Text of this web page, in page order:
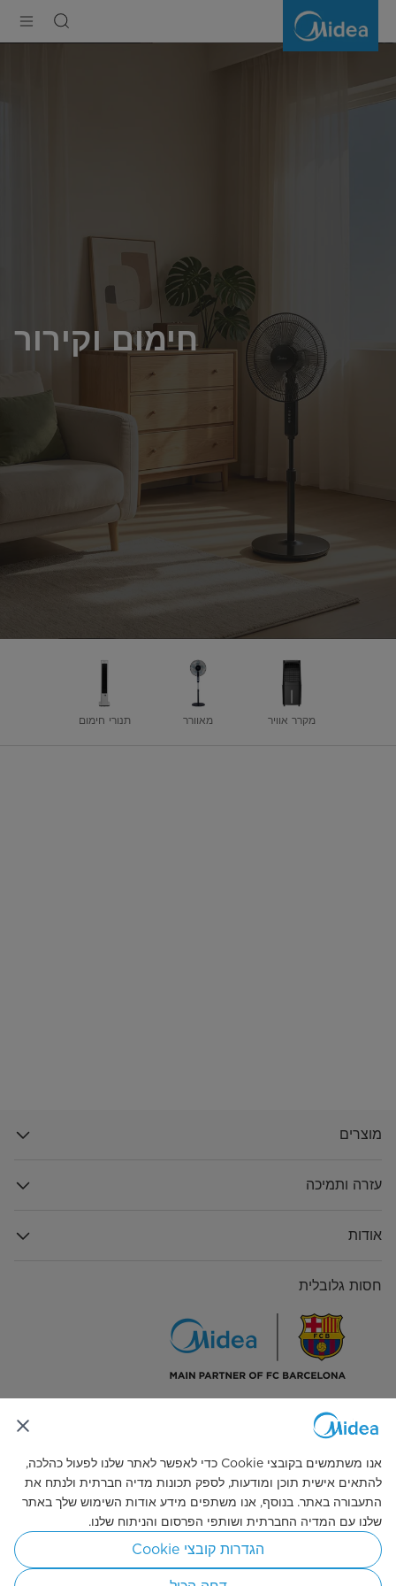
חימום וקירור
מקרר אוויר מאוורר תנורי חימום
מוצרים
עזרה ותמיכה
אודות
חסות גלובלית
התחבר אלינו
Simply ideal
© 2026 זכויות היוצרים שייכות ל-Midea. כל הזכויות שמורות.
אנו משתמשים בקובצי Cookie כדי לאפשר לאתר שלנו לפעול כהלכה,
להתאים אישית תוכן ומודעות, לספק תכונות מדיה חברתית ולנתח את
התעבורה באתר. בנוסף, אנו משתפים מידע אודות השימוש שלך באתר
שלנו עם המדיה החברתית ושותפי הפרסום והניתוח שלנו.
הגדרות קובצי Cookie